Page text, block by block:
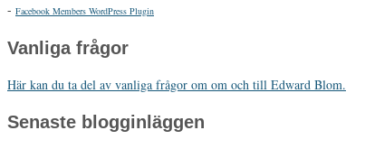
- Facebook Members WordPress Plugin
Vanliga frågor
Här kan du ta del av vanliga frågor om om och till Edward Blom.
Senaste blogginläggen